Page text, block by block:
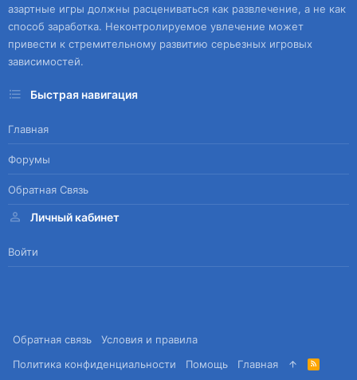
азартные игры должны расцениваться как развлечение, а не как
способ заработка. Неконтролируемое увлечение может
привести к стремительному развитию серьезных игровых
зависимостей.
Быстрая навигация
Главная
Форумы
Обратная Связь
Личный кабинет
Войти
Обратная связь
Условия и правила
Политика конфиденциальности
Помощь Главная
R
S